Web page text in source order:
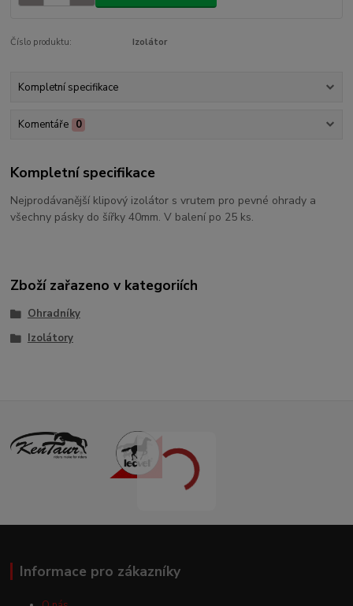
Číslo produktu: Izolátor
Kompletní specifikace
Komentáře 0
Kompletní specifikace
Nejprodávanější klipový izolátor s vrutem pro pevné ohrady a
všechny pásky do šířky 40mm. V balení po 25 ks.
Zboží zařazeno v kategoriích
Ohradníky
Izolátory
Informace pro zákazníky